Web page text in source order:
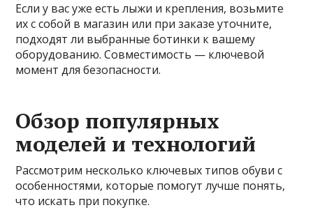
Если у вас уже есть лыжи и крепления, возьмите
их с собой в магазин или при заказе уточните,
подходят ли выбранные ботинки к вашему
оборудованию. Совместимость — ключевой
момент для безопасности.
Обзор популярных
моделей и технологий
Рассмотрим несколько ключевых типов обуви с
особенностями, которые помогут лучше понять,
что искать при покупке.